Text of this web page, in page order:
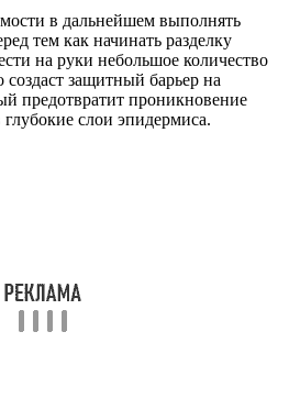
в дальнейшем выполнять
тем как начинать разделку
на руки небольшое количество
защитный барьер на
предотвратит проникновение
слои эпидермиса.